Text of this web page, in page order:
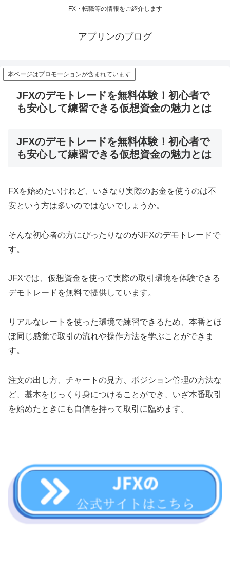
FX・転職等の情報をご紹介します
アプリンのブログ
本ページはプロモーションが含まれています
JFXのデモトレードを無料体験！初心者で
も安心して練習できる仮想資金の魅力とは
JFXのデモトレードを無料体験！初心者で
も安心して練習できる仮想資金の魅力とは
FXを始めたいけれど、いきなり実際のお金を使うのは不
安という方は多いのではないでしょうか。
そんな初心者の方にぴったりなのがJFXのデモトレードで
す。
JFXでは、仮想資金を使って実際の取引環境を体験できる
デモトレードを無料で提供しています。
リアルなレートを使った環境で練習できるため、本番とほ
ぼ同じ感覚で取引の流れや操作方法を学ぶことができま
す。
注文の出し方、チャートの見方、ポジション管理の方法な
ど、基本をじっくり身につけることができ、いざ本番取引
を始めたときにも自信を持って取引に臨めます。